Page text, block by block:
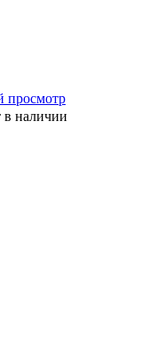
просмотр
в наличии